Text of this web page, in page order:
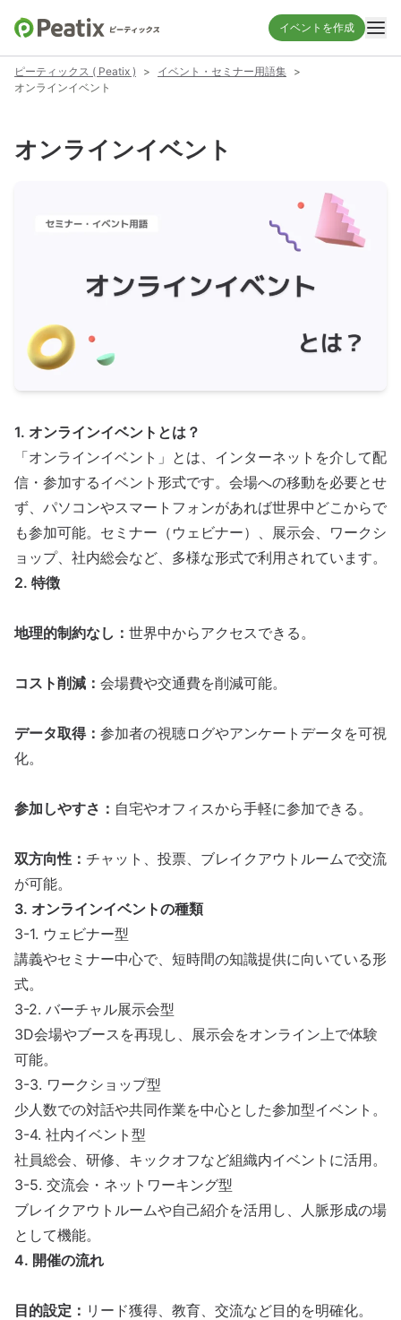
イベントを作成
ピーティックス ( Peatix ) > イベント・セミナー用語集 >
オンラインイベント
オンラインイベント
1. オンラインイベントとは？
「オンラインイベント」とは、インターネットを介して配
信 ・参加するイベント 形式です。会場への移動を必要とせ
ず、パソコンやスマートフォンがあれば世界中どこからで
も参加可能。 セミナー （ ウェビナー）、 展示会
ワークシ
ョップ、社内総会など、多様な形式で利用されています。
2. 特徴
地理的制約なし： 世界中からアクセスできる。
コスト削減： 会場費や交通費を削減可能。
データ取得： 参加者の視聴ログやアンケートデータを可視
化。
参加しやすさ： 自宅やオフィスから手軽に参加できる。
双方向性： チャット、投票、 ブレイクアウトルームで交流
が可能。
3. オンラインイベントの種類
3-1. ウェビナー型
講義やセミナー中心で、短時間の知識提供に向いている形
式。
3-2. バーチャル展示会型
3D会場やブースを再現し、 展示会をオンライン 上で体験
可能。
3-3. ワークショップ型
少人数での対話や共同作業を中心とした参加型イベント 。
3-4. 社内イベント型
社員総会、研修、キックオフなど組織内イベント に活用。
3-5. 交流会・ ネットワーキング型
ブレイクアウトルームや自己紹介を活用し、人脈形成の場
として機能。
4. 開催の流れ
目的設定： リード獲得 、教育、 交流など目的を明確化。